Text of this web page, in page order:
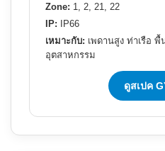
Zone: 1, 2, 21, 22
IP: IP66
เหมาะกับ: เพดานสูง ท่าเรือ พื้
อุตสาหกรรม
ดูสเปค